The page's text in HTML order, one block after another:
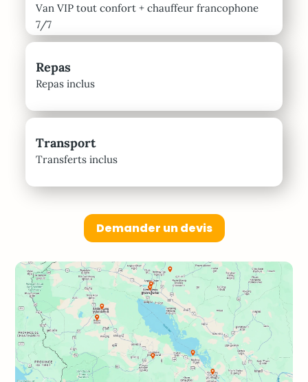
Van VIP tout confort + chauffeur francophone
7/7
Repas
Repas inclus
Transport
Transferts inclus
Demander un devis